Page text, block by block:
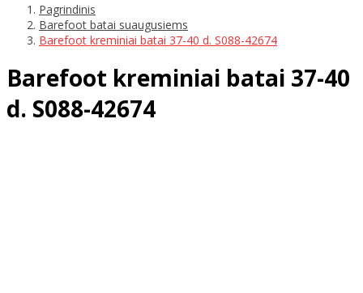
Pagrindinis
Barefoot batai suaugusiems
Barefoot kreminiai batai 37-40 d. S088-42674
Barefoot kreminiai batai 37-40
d. S088-42674